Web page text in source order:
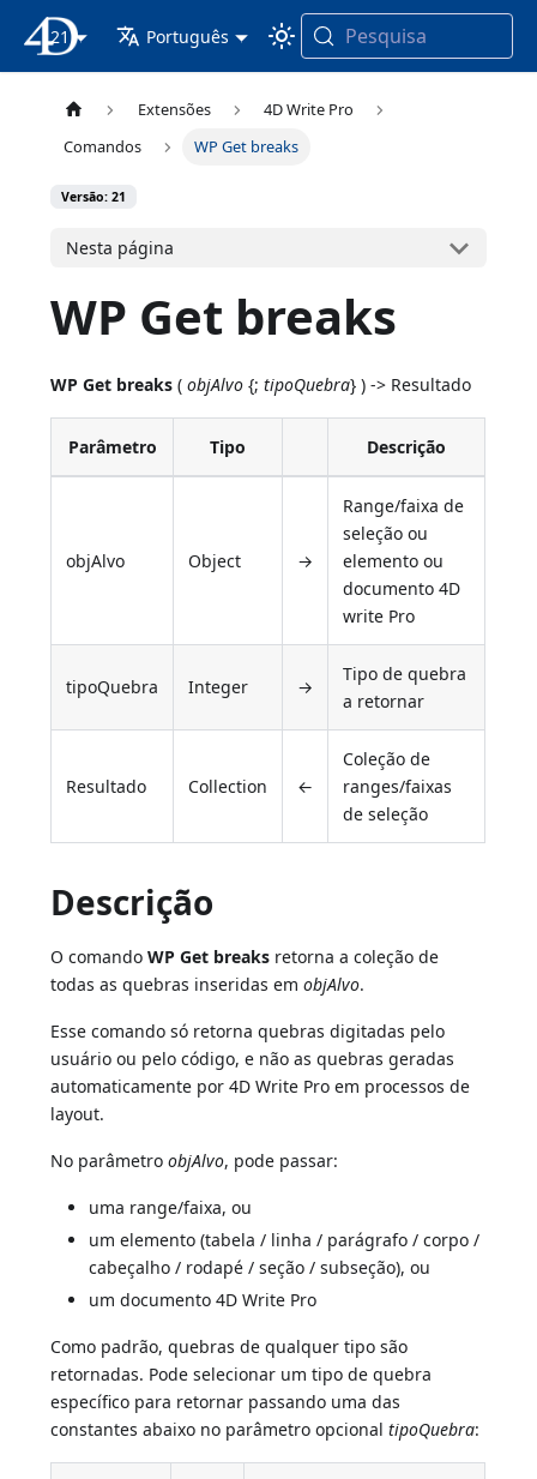
Documentação 4D
21 Português Pesquisa
Extensões
4D Write Pro
Comandos
WP Get breaks
Versão: 21
Nesta página
WP Get breaks
WP Get breaks (objAlvo {;tipoQuebra} ) -> Resultado
Parâmetro Tipo Descrição
objAlvo Object →
Range/faixa de
seleção ou
elemento ou
documento 4D
write Pro
tipoQuebra Integer →
Tipo de quebra
a retornar
Resultado Collection ←
Coleção de
ranges/faixas
de seleção
Descrição
O comandoWP Get breaks retorna a coleção de
todas as quebras inseridas emobjAlvo.
Esse comando só retorna quebras digitadas pelo
usuário ou pelo código, e não as quebras geradas
automaticamente por 4D Write Pro em processos de
layout.
No parâmetroobjAlvo, pode passar:
uma range/faixa, ou
um elemento (tabela / linha / parágrafo / corpo /
cabeçalho / rodapé / seção / subseção), ou
um documento 4D Write Pro
Como padrão, quebras de qualquer tipo são
retornadas. Pode selecionar um tipo de quebra
específico para retornar passando uma das
constantes abaixo no parâmetro opcionaltipoQuebra: